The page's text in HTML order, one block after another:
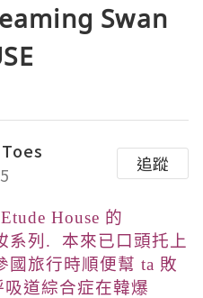
Swan
追蹤
House 的
系列 . 本來已口頭托上
國旅行時順便幫 ta 敗
道綜合症在韓爆